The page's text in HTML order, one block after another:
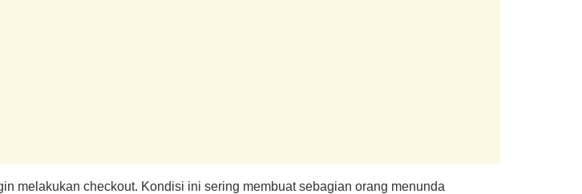
melakukan checkout. Kondisi ini sering membuat sebagian orang menunda